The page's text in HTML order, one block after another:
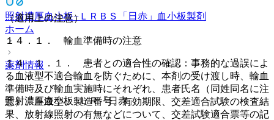
照射濃厚血小板−ＬＲＢＳ「日赤」
血小板製剤
ホーム
薬剤情報
照射濃厚血小板−ＬＲ「日赤」
（適用上の注意）
１４．１． 輸血準備時の注意
１４．１．１． 患者との適合性の確認：事務的な過誤によ
る血液型不適合輸血を防ぐために、本剤の受け渡し時、輸血
準備時及び輸血実施時にそれぞれ、患者氏名（同姓同名に注
意）、血液型、製造番号、有効期限、交差適合試験の検査結
果、放射線照射の有無などについて、交差試験適合票等の記